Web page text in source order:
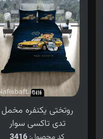
روتختی یکنفره مخمل
تدی تاکسی سوار